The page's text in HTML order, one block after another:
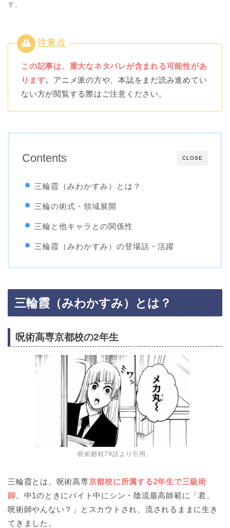
す。
この記事は、重大なネタバレが含まれる可能性があ
ります。 アニメ派の方や、本誌をまだ読み進めてい
ない方が閲覧する際はご注意ください。
CLOSE
Contents
三輪霞（みわかすみ）とは？
三輪の術式・領域展開
三輪と他キャラとの関係性
三輪霞（みわかすみ）の登場話・活躍
三輪霞（みわかすみ）とは？
呪術高専京都校の2年生
呪術廻戦79話より引用。
三輪霞とは、呪術高専京都校に所属する2年生で三級術
師。中1のときにバイト中にシン・陰流最高師範に「君、
呪術師やんない？」とスカウトされ、流されるままに生き
てきました。